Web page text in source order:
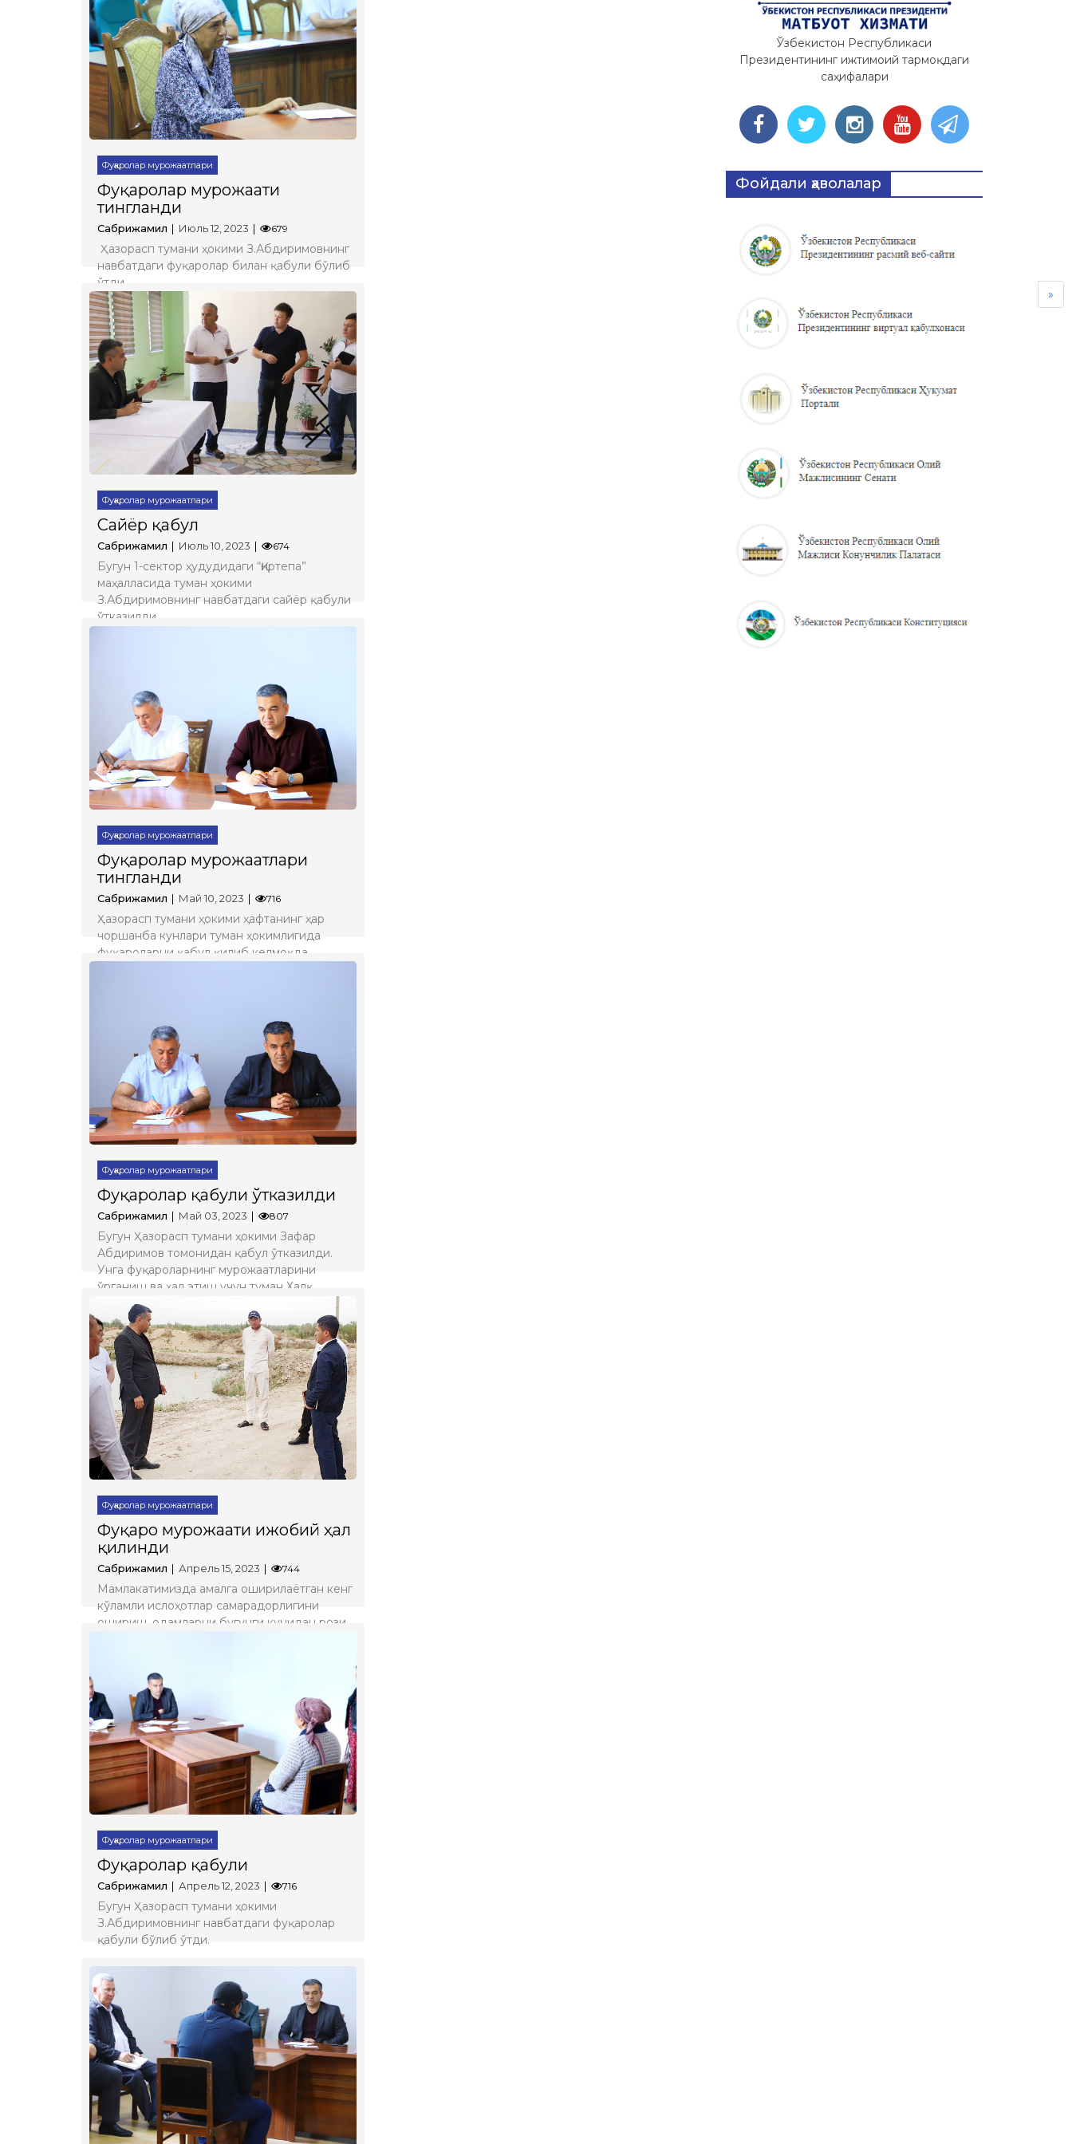
Фуқаролар мурожаатлари
Фуқаролар мурожаати
тингланди
Сабрижамил Июль 12, 2023 679
Ҳазорасп тумани ҳокими З.Абдиримовнинг
навбатдаги фуқаролар билан қабули бўлиб
ўтди.
Батафсил
Фуқаролар мурожаатлари
Сайёр қабул
Сабрижамил Июль 10, 2023 674
Бугун 1-сектор ҳудудидаги “Қиртепа”
маҳалласида туман ҳокими
З.Абдиримовнинг навбатдаги сайёр қабули
ўтказилди.
Фуқаролар мурожаатлари
Фуқаролар мурожаатлари
тингланди
Сабрижамил Май 10, 2023 716
Ҳазорасп тумани ҳокими ҳафтанинг ҳар
чоршанба кунлари туман ҳокимлигида
фуқароларни қабул қилиб келмоқда.
Фуқаролар мурожаатлари
Фуқаролар қабули ўтказилди
Сабрижамил Май 03, 2023 807
Бугун Ҳазорасп тумани ҳокими Зафар
Абдиримов томонидан қабул ўтказилди.
Унга фуқароларнинг мурожаатларини
ўрганиш ва ҳал этиш учун туман Халқ
қабулхонаси мудири О.Бабаев, тегишли
туман ташкилотлари раҳбарлари жалб
этилди.
Батафсил
Фуқаролар мурожаатлари
Фуқаро мурожаати ижобий ҳал
қилинди
Сабрижамил Апрель 15, 2023 744
Мамлакатимизда амалга оширилаётган кенг
кўламли ислоҳотлар самарадорлигини
ошириш, одамларни бугунги кунидан рози
даражадаги мутасаддиларнинг аҳоли
дардини эшитиши, қувончу ташвишига
шерик бўлиши ғоят муҳим саналади.
Батафсил
Фуқаролар мурожаатлари
Фуқаролар қабули
Сабрижамил Апрель 12, 2023 716
Бугун Ҳазорасп тумани ҳокими
З.Абдиримовнинг навбатдаги фуқаролар
қабули бўлиб ўтди.
Батафсил
»
Ўзбекистон Республикаси
Президентининг ижтимоий тармоқдаги
саҳифалари
Фойдали ҳаволалар